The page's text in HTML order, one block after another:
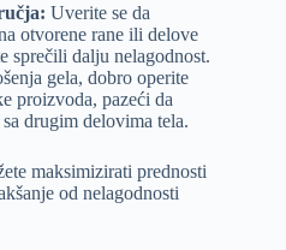
Uverite se da
otvorene rane ili delove
sprečili dalju nelagodnost.
gela, dobro operite
proizvoda, pazeći da
drugim delovima tela.
maksimizirati prednosti
od nelagodnosti